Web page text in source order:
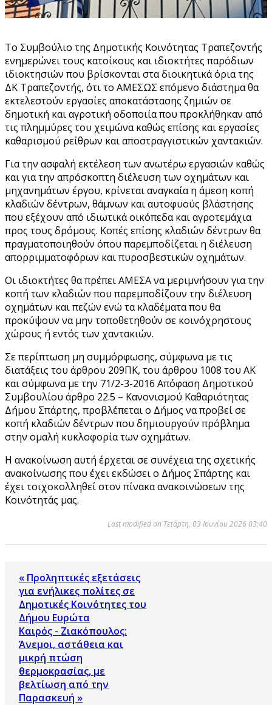
Το Συμβούλιο της Δημοτικής Κοινότητας Τραπεζοντής
ενημερώνει τους κατοίκους και ιδιοκτήτες παρόδιων
ιδιοκτησιών που βρίσκονται στα διοικητικά όρια της
ΔΚ Τραπεζοντής, ότι το ΑΜΕΣΩΣ επόμενο διάστημα θα
εκτελεστούν εργασίες αποκατάστασης ζημιών σε
δημοτική και αγροτική οδοποιία που προκλήθηκαν από
τις πλημμύρες του χειμώνα καθώς επίσης και εργασίες
καθαρισμού ρείθρων και αποστραγγιστικών χαντακιών.
Για την ασφαλή εκτέλεση των ανωτέρω εργασιών καθώς
και για την απρόσκοπτη διέλευση των οχημάτων και
μηχανημάτων έργου, κρίνεται αναγκαία η άμεση κοπή
κλαδιών δέντρων, θάμνων και αυτοφυούς βλάστησης
που εξέχουν από ιδιωτικά οικόπεδα και αγροτεμάχια
προς τους δρόμους. Κοπές επίσης κλαδιών δέντρων θα
πραγματοποιηθούν όπου παρεμποδίζεται η διέλευση
απορριμματοφόρων και πυροσβεστικών οχημάτων.
Οι ιδιοκτήτες θα πρέπει ΑΜΕΣΑ να μεριμνήσουν για την
κοπή των κλαδιών που παρεμποδίζουν την διέλευση
οχημάτων και πεζών ενώ τα κλαδέματα που θα
προκύψουν να μην τοποθετηθούν σε κοινόχρηστους
χώρους ή εντός των χαντακιών.
Σε περίπτωση μη συμμόρφωσης, σύμφωνα με τις
διατάξεις του άρθρου 209ΠΚ, του άρθρου 1008 του ΑΚ
και σύμφωνα με την 71/2-3-2016 Απόφαση Δημοτικού
Συμβουλίου άρθρο 22.5 – Κανονισμού Καθαριότητας
Δήμου Σπάρτης, προβλέπεται ο Δήμος να προβεί σε
κοπή κλαδιών δέντρων που δημιουργούν πρόβλημα
στην ομαλή κυκλοφορία των οχημάτων.
Η ανακοίνωση αυτή έρχεται σε συνέχεια της σχετικής
ανακοίνωσης που έχει εκδώσει ο Δήμος Σπάρτης και
έχει τοιχοκολληθεί στον πίνακα ανακοινώσεων της
Κοινότητάς μας.
Last modified on Τετάρτη, 03 Ιουνίου 2026 03:40
« Προληπτικές εξετάσεις
για ενήλικες πολίτες σε
Δημοτικές Κοινότητες του
Δήμου Ευρώτα
Καιρός - Ζιακόπουλος:
Άνεμοι, αστάθεια και
μικρή πτώση
θερμοκρασίας, με
βελτίωση από την
Παρασκευή »